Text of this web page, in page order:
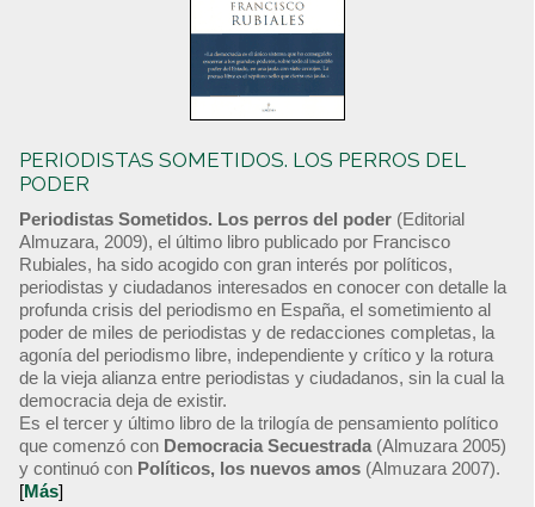
PERIODISTAS SOMETIDOS. LOS PERROS DEL
PODER
Periodistas Sometidos. Los perros del poder (Editorial
Almuzara, 2009), el último libro publicado por Francisco
Rubiales, ha sido acogido con gran interés por políticos,
periodistas y ciudadanos interesados en conocer con detalle la
profunda crisis del periodismo en España, el sometimiento al
poder de miles de periodistas y de redacciones completas, la
agonía del periodismo libre, independiente y crítico y la rotura
de la vieja alianza entre periodistas y ciudadanos, sin la cual la
democracia deja de existir.
Es el tercer y último libro de la trilogía de pensamiento político
que comenzó con Democracia Secuestrada (Almuzara 2005)
y continuó con Políticos, los nuevos amos (Almuzara 2007).
[Más]